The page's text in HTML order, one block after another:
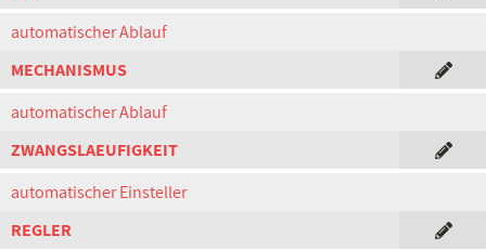
automatischer Ablauf
MECHANISMUS
automatischer Ablauf
ZWANGSLAEUFIGKEIT
automatischer Einsteller
REGLER